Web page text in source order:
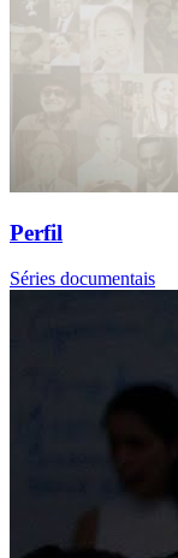
Perfil
Séries documentais